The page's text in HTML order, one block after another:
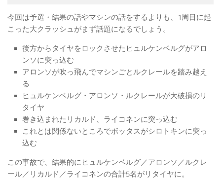
今回は予選・結果の話やマシンの話をするよりも、1周目に起
こった大クラッシュがまず話題になるでしょう。
後方からタイヤをロックさせたヒュルケンベルグがアロ
ンソに突っ込む
アロンソが吹っ飛んでマシンごとルクレールを踏み越え
る
ヒュルケンベルグ・アロンソ・ルクレールが大破損のリ
タイヤ
巻き込まれたリカルド、ライコネンに突っ込む
これとは関係ないところでボッタスがシロトキンに突っ
込む
この事故で、結果的にヒュルケンベルグ／アロンソ／ルクレ
ール／リカルド／ライコネンの合計5名がリタイヤに。